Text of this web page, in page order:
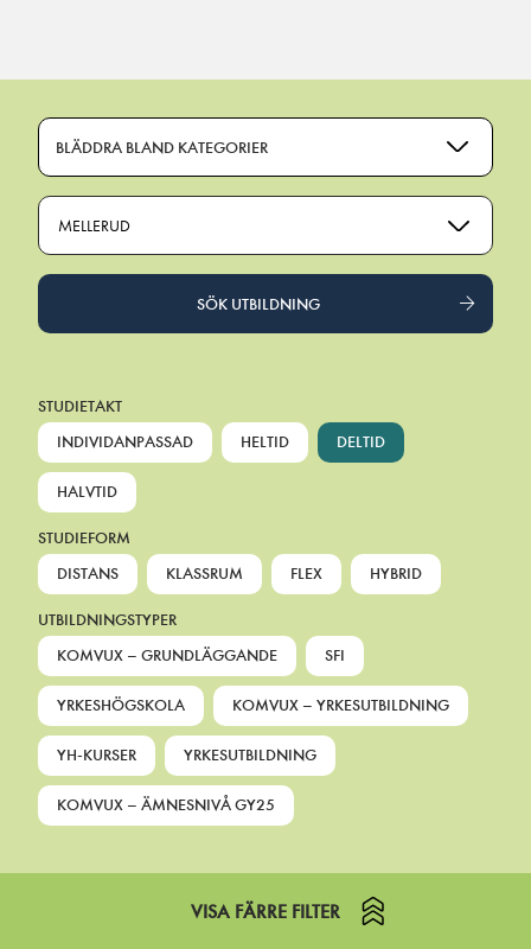
BLÄDDRA BLAND KATEGORIER
MELLERUD
SÖK UTBILDNING
STUDIETAKT
INDIVIDANPASSAD
HELTID DELTID
HALVTID
STUDIEFORM
DISTANS
KLASSRUM FLEX HYBRID
UTBILDNINGSTYPER
KOMVUX – GRUNDLÄGGANDE
SFI
YRKESHÖGSKOLA KOMVUX – YRKESUTBILDNING
YH-KURSER YRKESUTBILDNING
KOMVUX – ÄMNESNIVÅ GY25
VISA FÄRRE FILTER